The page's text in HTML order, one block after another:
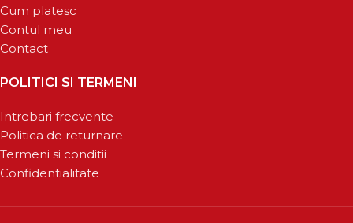
Cum platesc
Contul meu
Contact
POLITICI SI TERMENI
Intrebari frecvente
Politica de returnare
Termeni si conditii
Confidentialitate